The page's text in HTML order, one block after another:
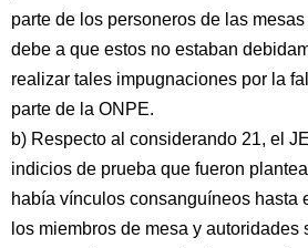
parte de los personeros de las
debe a que estos no estaban
realizar tales impugnaciones por la
parte de la ONPE.
b) Respecto al considerando 21, el
indicios de prueba que fueron
había vínculos consanguíneos hasta
los miembros de mesa y